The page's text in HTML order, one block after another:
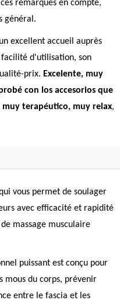
remarques en compte,
général.
excellent accueil auprès
d'utilisation, son
prix. Excelente, muy
con los accesorios que
muy terapéutico, muy relax,
vous permet de soulager
avec efficacité et rapidité
massage musculaire
puissant est conçu pour
mous du corps, prévenir
entre le fascia et les